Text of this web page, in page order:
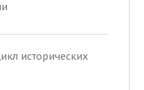
исторических